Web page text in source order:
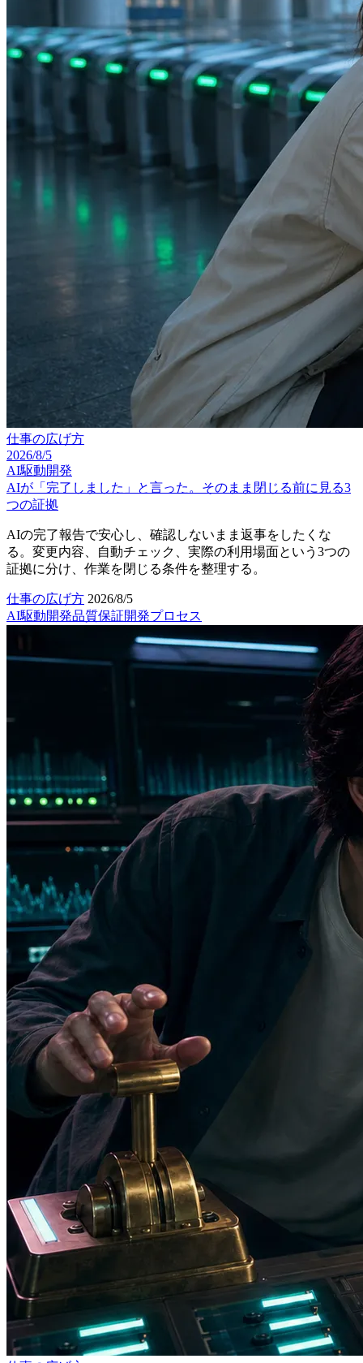
仕事の広げ方
2026/8/5
AI駆動開発
AIが「完了しました」と言った。そのまま閉じる前に見る3
つの証拠
AIの完了報告で安心し、確認しないまま返事をしたくな
る。変更内容、自動チェック、実際の利用場面という3つの
証拠に分け、作業を閉じる条件を整理する。
仕事の広げ方 2026/8/5
AI駆動開発品質保証開発プロセス